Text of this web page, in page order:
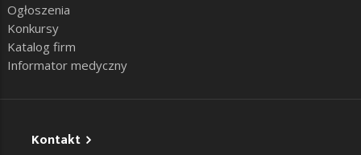
Ogłoszenia
Konkursy
Katalog firm
Informator medyczny
Kontakt